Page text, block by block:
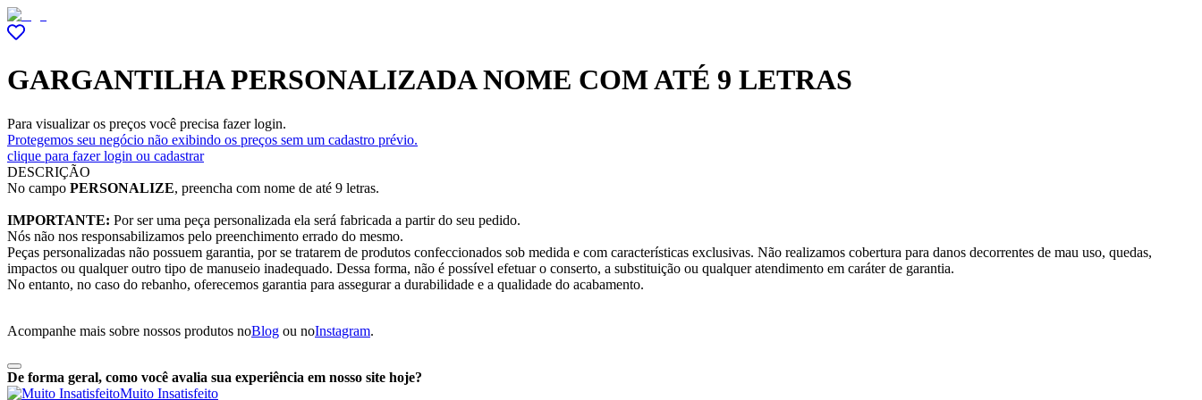
GARGANTILHA PERSONALIZADA NOME COM ATÉ 9 LETRAS
Para visualizar os preços você precisa fazer login.
Protegemos seu negócio não exibindo os preços sem um cadastro prévio.
clique para fazer login ou cadastrar
DESCRIÇÃO
No campo PERSONALIZE, preencha com nome de até 9 letras.
IMPORTANTE: Por ser uma peça personalizada ela será fabricada a partir do seu pedido.
Nós não nos responsabilizamos pelo preenchimento errado do mesmo.
Peças personalizadas não possuem garantia, por se tratarem de produtos confeccionados sob medida e com características exclusivas. Não realizamos cobertura para danos decorrentes de mau uso, quedas,
impactos ou qualquer outro tipo de manuseio inadequado. Dessa forma, não é possível efetuar o conserto, a substituição ou qualquer atendimento em caráter de garantia.
No entanto, no caso do rebanho, oferecemos garantia para assegurar a durabilidade e a qualidade do acabamento.
Acompanhe mais sobre nossos produtos noBlog ou noInstagram.
De forma geral, como você avalia sua experiência em nosso site hoje?
Muito Insatisfeito